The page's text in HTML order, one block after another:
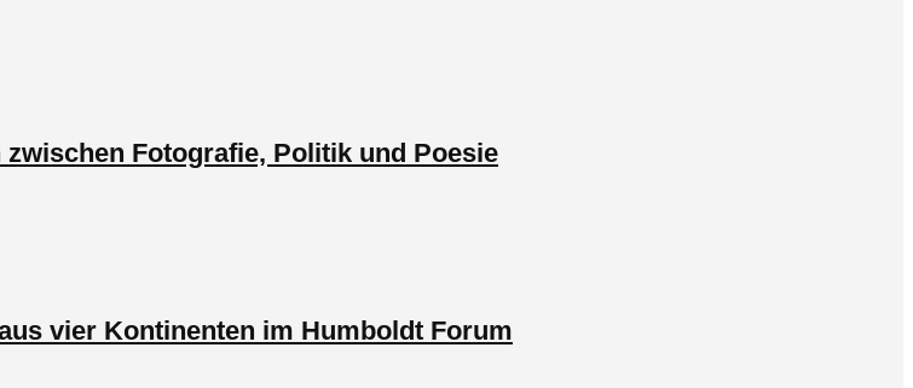
Fotografie, Politik und Poesie
vier Kontinenten im Humboldt Forum